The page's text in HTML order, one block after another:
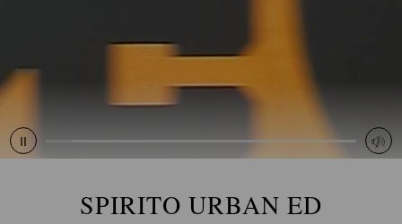
SPIRITO URBAN ED